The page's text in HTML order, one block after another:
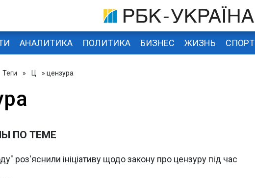
АНАЛИТИКА ПОЛИТИКА БИЗНЕС ЖИЗНЬ СПОРТ
Теги » Ц » цензура
ПО ТЕМЕ
роз'яснили ініціативу щодо закону про цензуру під час